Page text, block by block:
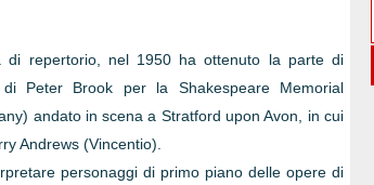
di repertorio, nel 1950 ha ottenuto la parte di
Peter Brook per la Shakespeare Memorial
andato in scena a Stratford upon Avon, in cui
Andrews (Vincentio).
personaggi di primo piano delle opere di